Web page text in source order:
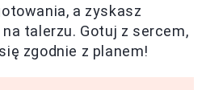
a zyskasz
talerzu. Gotuj z sercem,
zgodnie z planem!